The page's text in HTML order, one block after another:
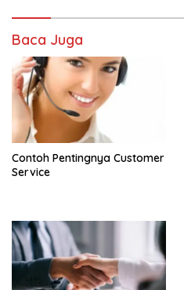
Baca Juga
Contoh Pentingnya Customer
Service